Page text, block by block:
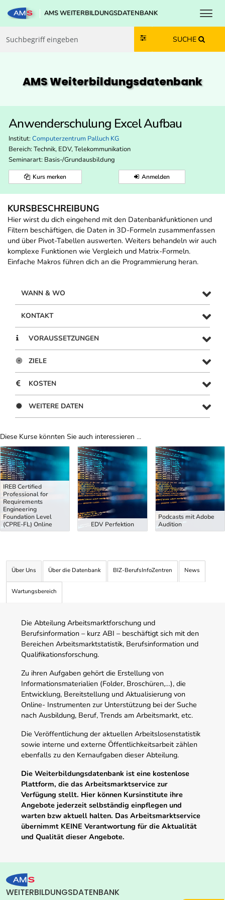
Zum Inhalt springen
Zum Navmenü springen
Zur Suche springen
Zur Footer springen
AMS WEITERBILDUNGSDATENBANK
SUCHE
AMS Weiterbildungs­datenbank
Anwenderschulung Excel Aufbau
Institut: Computerzentrum Palluch KG
Bereich: Technik, EDV, Telekommunikation
Seminarart: Basis-/Grundausbildung
Kurs merken Anmelden
KURSBESCHREIBUNG
Hier wirst du dich eingehend mit den Datenbankfunktionen und
Filtern beschäftigen, die Daten in 3D-Formeln zusammenfassen
und über Pivot-Tabellen auswerten. Weiters behandeln wir auch
komplexe Funktionen wie Vergleich und Matrix-Formeln.
Einfache Makros führen dich an die Programmierung heran.
WANN & WO
KONTAKT
VORAUSSETZUNGEN
ZIELE
KOSTEN
WEITERE DATEN
Diese Kurse könnten Sie auch interessieren ...
Uber Weiterbildungsvorschläge
IREB Certified
Professional for
Requirements
Engineering
Foundation Level
(CPRE-FL) Online
EDV Perfektion
Podcasts mit Adobe
Audition
Über Uns Über die Datenbank BIZ-BerufsInfoZentren News
Wartungsbereich
Die Abteilung Arbeitsmarktforschung und
Berufsinformation – kurz ABI – beschäftigt sich mit den
Bereichen Arbeitsmarktstatistik, Berufsinformation und
Qualifikationsforschung.
Zu ihren Aufgaben gehört die Erstellung von
Informationsmaterialien (Folder, Broschüren,…), die
Entwicklung, Bereitstellung und Aktualisierung von
Online- Instrumenten zur Unterstützung bei der Suche
nach Ausbildung, Beruf, Trends am Arbeitsmarkt, etc.
Die Veröffentlichung der aktuellen Arbeitslosenstatistik
sowie interne und externe Öffentlichkeitsarbeit zählen
ebenfalls zu den Kernaufgaben dieser Abteilung.
Die Weiterbildungsdatenbank ist eine kostenlose
Plattform, die das Arbeitsmarktservice zur
Verfügung stellt. Hier können Kursinstitute ihre
Angebote jederzeit selbständig einpflegen und
warten bzw aktuell halten. Das Arbeitsmarktservice
übernimmt KEINE Verantwortung für die Aktualität
und Qualität dieser Angebote.
WEITERBILDUNGSDATENBANK